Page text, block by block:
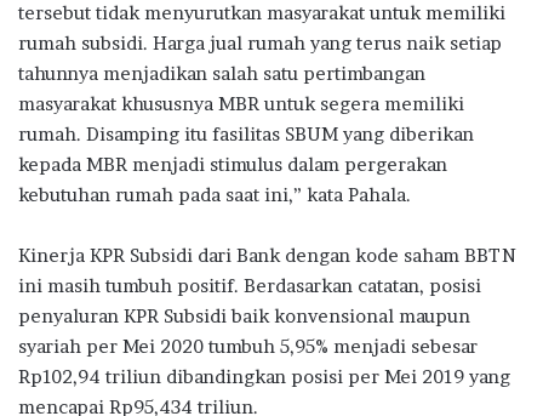
tersebut tidak menyurutkan masyarakat untuk memiliki
rumah subsidi. Harga jual rumah yang terus naik setiap
tahunnya menjadikan salah satu pertimbangan
masyarakat khususnya MBR untuk segera memiliki
rumah. Disamping itu fasilitas SBUM yang diberikan
kepada MBR menjadi stimulus dalam pergerakan
kebutuhan rumah pada saat ini,” kata Pahala.
Kinerja KPR Subsidi dari Bank dengan kode saham BBTN
ini masih tumbuh positif. Berdasarkan catatan, posisi
penyaluran KPR Subsidi baik konvensional maupun
syariah per Mei 2020 tumbuh 5,95% menjadi sebesar
Rp102,94 triliun dibandingkan posisi per Mei 2019 yang
mencapai Rp95,434 triliun.